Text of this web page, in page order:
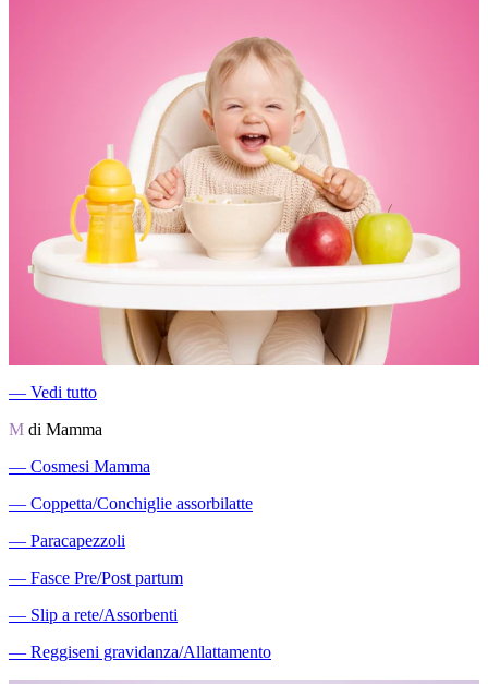
― Vedi tutto
M di Mamma
― Cosmesi Mamma
― Coppetta/Conchiglie assorbilatte
― Paracapezzoli
― Fasce Pre/Post partum
― Slip a rete/Assorbenti
― Reggiseni gravidanza/Allattamento